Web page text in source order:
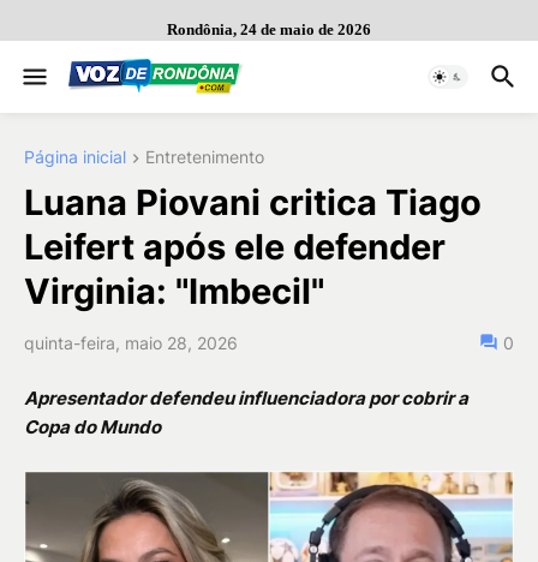
Rondônia, 24 de maio de 2026
Página inicial Entretenimento
Luana Piovani critica Tiago
Leifert após ele defender
Virginia: "Imbecil"
quinta-feira, maio 28, 2026 0
Apresentador defendeu influenciadora por cobrir a
Copa do Mundo